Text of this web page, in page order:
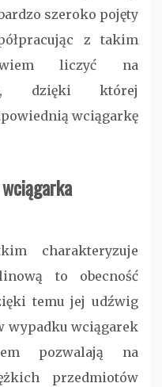
szeroko pojęty
z takim
liczyć na
dzięki której
wciągarkę
charakteryzuje
to obecność
temu jej udźwig
wypadku wciągarek
pozwalają na
przedmiotów